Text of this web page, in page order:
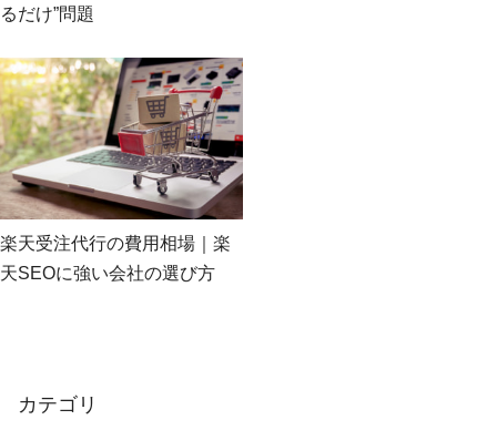
るだけ”問題
楽天受注代行の費用相場｜楽
天SEOに強い会社の選び方
カテゴリ